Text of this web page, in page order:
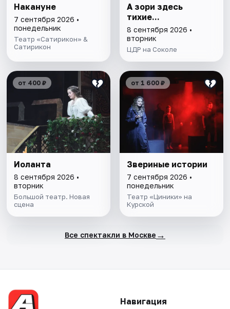
Накануне
7 сентября 2026 •
понедельник
Театр «Сатирикон» &
Сатирикон
А зори здесь
тихие...
8 сентября 2026 •
вторник
ЦДР на Соколе
от 400 ₽
Иоланта
8 сентября 2026 •
вторник
Большой театр. Новая
сцена
от 1 600 ₽
Звериные истории
7 сентября 2026 •
понедельник
Театр «Циники» на
Курской
Все спектакли в Москве →
Навигация